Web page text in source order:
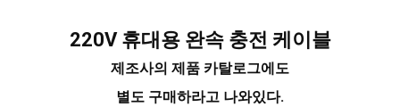
220V 휴대용 완속 충전 케이블
제조사의 제품 카탈로그에도
별도 구매하라고 나와있다.